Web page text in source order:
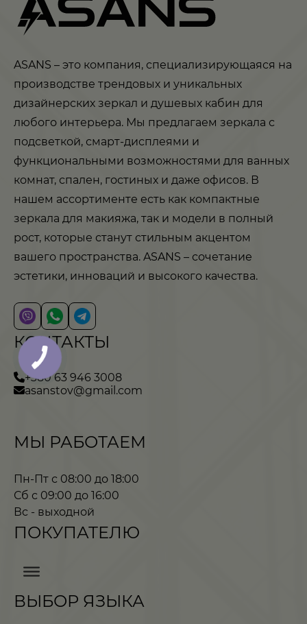
ASANS – это компания, специализирующаяся на
производстве трендовых и уникальных
дизайнерских зеркал и душевых кабин для
любого интерьера. Мы предлагаем зеркала с
подсветкой, смарт-дисплеями и
функциональными возможностями для ванных
комнат, спален, гостиных и даже офисов. В
нашем ассортименте есть как компактные
зеркала для макияжа, так и модели в полный
рост, которые станут стильным акцентом
вашего пространства. ASANS – сочетание
эстетики, инноваций и высокого качества.
КОНТАКТЫ
+380 63 946 3008
asanstov@gmail.com
МЫ РАБОТАЕМ
Пн-Пт с 08:00 до 18:00
Сб с 09:00 до 16:00
Вс - выходной
ПОКУПАТЕЛЮ
ВЫБОР ЯЗЫКА